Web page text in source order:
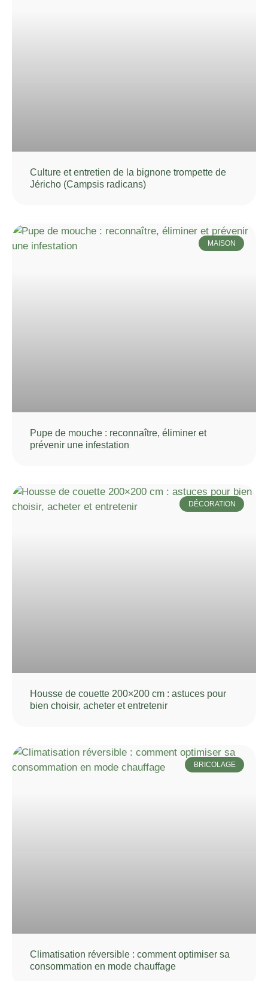
Culture et entretien de la bignone trompette de
Jéricho (Campsis radicans)
MAISON
Pupe de mouche : reconnaître, éliminer et
prévenir une infestation
DÉCORATION
Housse de couette 200×200 cm : astuces pour
bien choisir, acheter et entretenir
BRICOLAGE
Climatisation réversible : comment optimiser sa
consommation en mode chauffage